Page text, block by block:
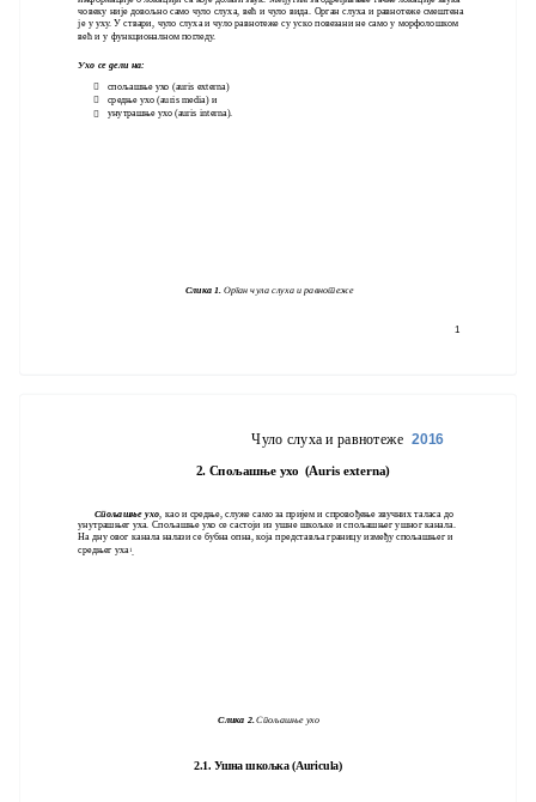
1
човеку није довољно само чуло слуха, већ и чуло вида. Орган слуха и равнотеже смештена
је у уху. У ствари, чуло слуха и чуло равнотеже су уско повезани не само у морфолошком
већ и у функционалном погледу.
Ухо се дели на:

спољашње ухо (auris externa)

средње ухо (auris media) и
 унутрашње ухо (auris interna).
Слика 1. Орган чула слуха и равнотеже
Чуло слуха и равнотеже 2016
2. Спољашње ухо (Auris externa)
Спољашње ухо, као и средње, служе само за пријем и спровођење звучних таласа до
унутрашњег уха. Спољашње ухо се састоји из ушне шкољке и спољашњег ушног канала.
На дну овог канала налази се бубна опна, која представља границу између спољашњег и
средњег уха1.
Слика 2. Спољашње ухо
2.1. Ушна шкољка (Auricula)